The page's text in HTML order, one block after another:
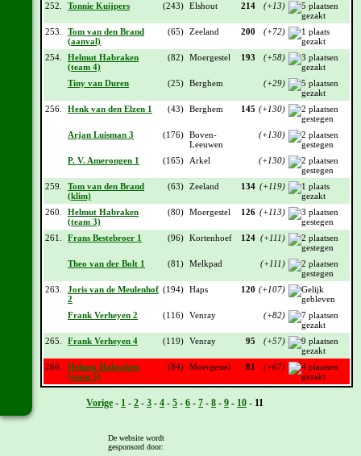
252. Tonnie Kuijpers (243) Elshout 214 (+13)
253.
Tom van den Brand
(aanval)
(65) Zeeland 200 (+72)
254.
Helmut Habraken
(team 4)
(82) Moergestel 193 (+58)
Tiny van Duren (25) Berghem (+29)
256. Henk van den Elzen 1 (43) Berghem 145 (+130)
Arjan Luisman 3 (176) Boven-
Leeuwen
(+130)
P. V. Amerongen 1 (165) Arkel (+130)
259.
Tom van den Brand
(klim)
(63) Zeeland 134 (+119)
260.
Helmut Habraken
(team 3)
(80) Moergestel 126 (+113)
261. Frans Bestebroer 1 (96) Kortenhoef 124 (+111)
Theo van der Bolt 1 (81) Melkpad (+111)
263.
Joris van de Meulenhof
2
(194) Haps 120 (+107)
Frank Verheyen 2 (116) Venray (+82)
265. Frank Verheyen 4 (119) Venray 95 (+57)
266.
Helmut Habraken
(team 5)
(84) Moergestel 81 (+67)
Vorige - 1 - 2 - 3 - 4 - 5 - 6 - 7 - 8 - 9 - 10 - 11
De website wordt
gesponsord door: